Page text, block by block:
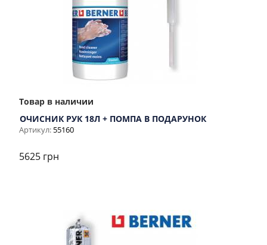
Товар в наличии
ОЧИСНИК РУК 18Л + ПОМПА В ПОДАРУНОК
Артикул: 55160
5625 грн